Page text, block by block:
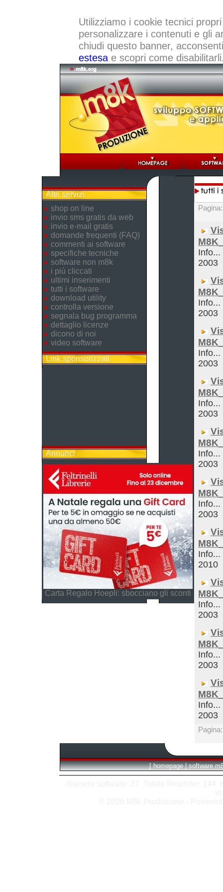
Utilizziamo i cookie tecnici
personalizzare i contenuti e gli
chiudi questo banner,
estesae scopri come
Altri servizi
shop on line
invio sms gratis da web
invio e-mail gratis
domande frequenti (FAQ)
commenti ai software
specifiche tecniche
software non m8k
i più cliccati
ultimi inserimenti
tutti i software
download utility
controlla versione
segnala bug programma
dettaglio licenze
dicono di noi
video software
Link sponsorizzati
Annunci
Carta Regalo Hoepli: sbocciano gli sconti
Info...
2003
Info...
2003
Info...
2003
Info...
2003
Info...
2003
Info...
2003
Info...
2010
Info...
2003
Info...
2003
Info...
2003
[ homepage | software